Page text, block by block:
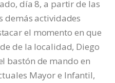
día 8, a partir de las
demás actividades
el momento en que
de la localidad, Diego
bastón de mando en
Mayor e Infantil,